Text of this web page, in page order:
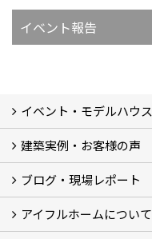
イベント報告
イベント・モデルハウス
イベント
モデルハウス見学
建築実例・お客様の声
建築実例
お客様の声
ブログ・現場レポート
ブログ
現場レポート
アイフルホームについて